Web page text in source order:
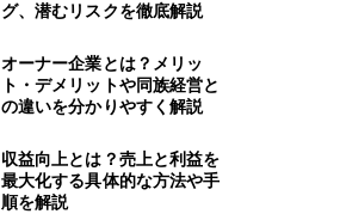
グ、潜むリスクを徹底解説
オーナー企業とは？メリッ
ト・デメリットや同族経営と
の違いを分かりやすく解説
収益向上とは？売上と利益を
最大化する具体的な方法や手
順を解説